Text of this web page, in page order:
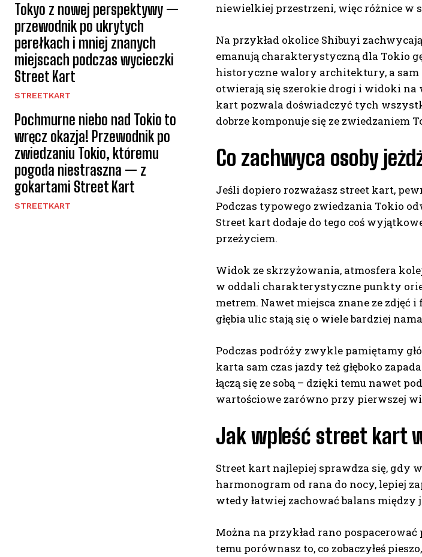
Tokyo z nowej perspektywy —
przewodnik po ukrytych
perełkach i mniej znanych
miejscach podczas wycieczki
Street Kart
STREETKART
Pochmurne niebo nad Tokio to
wręcz okazja! Przewodnik po
zwiedzaniu Tokio, któremu
pogoda niestraszna — z
gokartami Street Kart
STREETKART
niewielkiej przestrzeni, więc różnice w
Na przykład okolice Shibuyi
emanują charakterystyczną dla Tokio
historyczne walory architektury, a
otwierają się szerokie drogi i widoki na
kart pozwala doświadczyć tych
dobrze komponuje się ze zwiedzaniem
Co zachwyca osoby
Jeśli dopiero rozważasz street kart,
Podczas typowego zwiedzania Tokio
Street kart dodaje do tego coś
przeżyciem.
Widok ze skrzyżowania, atmosfera
w oddali charakterystyczne punkty
metrem. Nawet miejsca znane ze
głębia ulic stają się o wiele bardziej
Podczas podróży zwykle pamiętamy
karta sam czas jazdy też głęboko
łączą się ze sobą – dzięki temu nawet
wartościowe zarówno przy pierwszej
Jak wpleść street kart
Street kart najlepiej sprawdza się, gdy
harmonogram od rana do nocy, lepiej
wtedy łatwiej zachować balans między
Można na przykład rano
temu porównasz to, co zobaczyłeś